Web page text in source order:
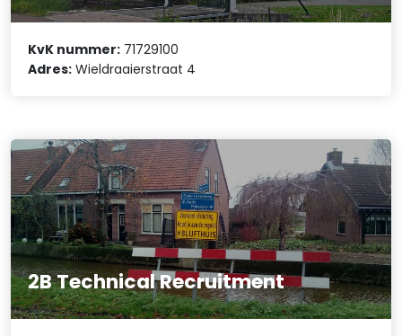
KvK nummer: 71729100
Adres: Wieldraaierstraat 4
2B Technical Recruitment